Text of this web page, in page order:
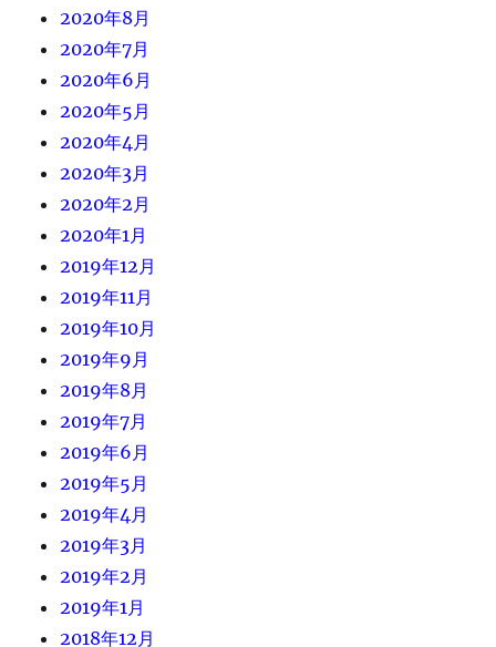
2020年8月
2020年7月
2020年6月
2020年5月
2020年4月
2020年3月
2020年2月
2020年1月
2019年12月
2019年11月
2019年10月
2019年9月
2019年8月
2019年7月
2019年6月
2019年5月
2019年4月
2019年3月
2019年2月
2019年1月
2018年12月